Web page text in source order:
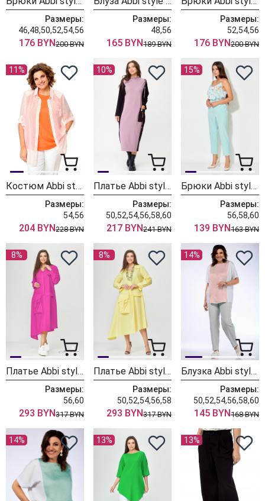
Размеры:
46,48,50,52,54,56
176 BYN200 BYN
Размеры:
48,56
165 BYN189 BYN
Размеры:
52,54,56
176 BYN200 BYN
11%
Костюм Abbi style 5023
Размеры:
54,56
204 BYN228 BYN
10%
Платье Abbi style 1020 черный с пудрой
Размеры:
50,52,54,56,58,60
217 BYN241 BYN
15%
Брюки Abbi style 2002 мята
Размеры:
56,58,60
139 BYN163 BYN
8%
Платье Abbi style 1009 фуксия
Размеры:
56,60
293 BYN317 BYN
8%
Платье Abbi style 1009 желтый
Размеры:
50,52,54,56,58
293 BYN317 BYN
14%
Блузка Abbi style 4003 розовый
Размеры:
50,52,54,56,58,60
145 BYN168 BYN
14% 13% 13%